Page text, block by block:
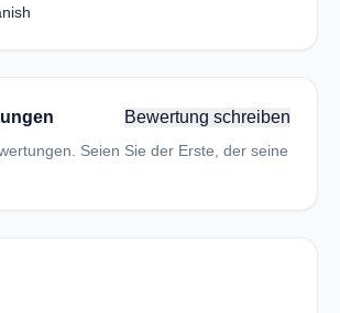
Bewertung schreiben
Seien Sie der Erste, der seine